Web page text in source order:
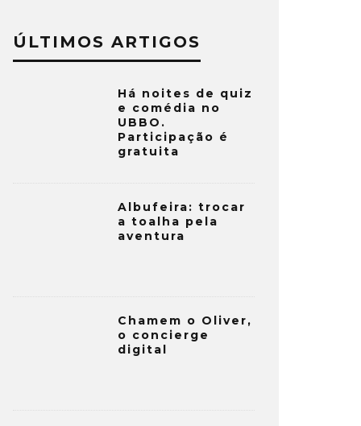
ÚLTIMOS ARTIGOS
Há noites de quiz
e comédia no
UBBO.
Participação é
gratuita
Albufeira: trocar
a toalha pela
aventura
Chamem o Oliver,
o concierge
digital